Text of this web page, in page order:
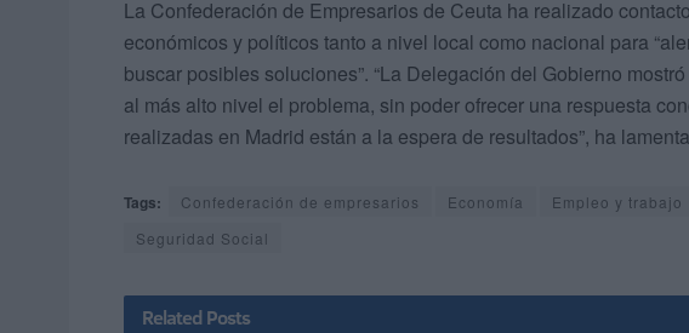
La Confederación de Empresarios de Ceuta ha realizado
económicos y políticos tanto a nivel local como nacional para
buscar posibles soluciones”. “La Delegación del Gobierno
al más alto nivel el problema, sin poder ofrecer una respuesta
realizadas en Madrid están a la espera de resultados”, ha
Tags: Confederación de empresarios Economía Empleo y trabajo
Seguridad Social
Related Posts